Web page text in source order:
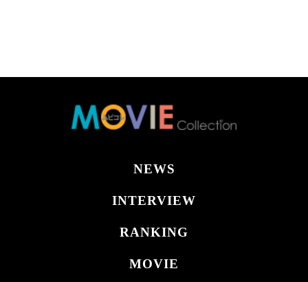
NEWS
INTERVIEW
RANKING
MOVIE